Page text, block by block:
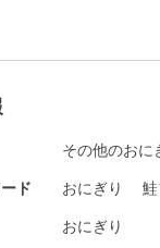
その他のおに
ド おにぎり
おにぎり